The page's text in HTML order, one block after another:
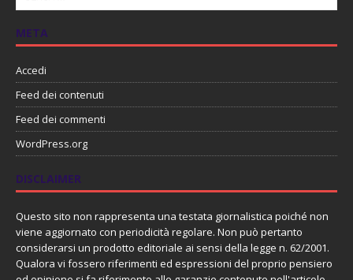
META
Accedi
Feed dei contenuti
Feed dei commenti
WordPress.org
DISCLAIMER
Questo sito non rappresenta una testata giornalistica poiché non
viene aggiornato con periodicità regolare. Non può pertanto
considerarsi un prodotto editoriale ai sensi della legge n. 62/2001.
Qualora vi fossero riferimenti ed espressioni del proprio pensiero